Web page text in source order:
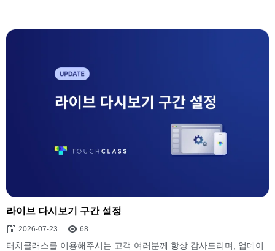
라이브 다시보기 구간 설정
2026-07-23 68
터치클래스를 이용해주시는 고객 여러분께 항상 감사드리며, 업데이